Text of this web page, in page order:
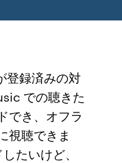
登録済みの対
での聴きた
でき、オフラ
視聴できま
たいけど、